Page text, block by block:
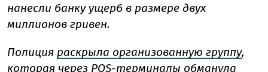
нанесли банку ущерб в размере двух
миллионов гривен.
Полиция раскрыла организованную группу,
которая через POS-терминалы обманула